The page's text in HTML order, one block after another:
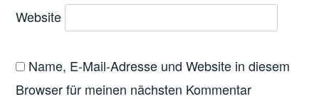
Website
Name, E-Mail-Adresse und Website in diesem
Browser für meinen nächsten Kommentar